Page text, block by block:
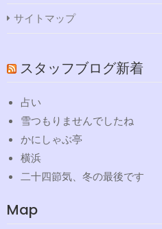
サイトマップ
スタッフブログ新着
占い
雪つもりませんでしたね
かにしゃぶ亭
横浜
二十四節気、冬の最後です
Map